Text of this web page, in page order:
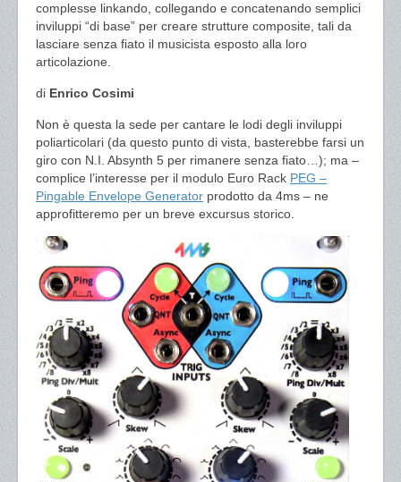
complesse linkando, collegando e concatenando semplici
inviluppi “di base” per creare strutture composite, tali da
lasciare senza fiato il musicista esposto alla loro
articolazione.
di Enrico Cosimi
Non è questa la sede per cantare le lodi degli inviluppi
poliarticolari (da questo punto di vista, basterebbe farsi un
giro con N.I. Absynth 5 per rimanere senza fiato…); ma –
complice l’interesse per il modulo Euro Rack PEG –
Pingable Envelope Generator prodotto da 4ms – ne
approfitteremo per un breve excursus storico.